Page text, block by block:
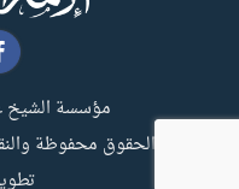
مؤسسة الشيخ
جميع الحقوق محفوظة